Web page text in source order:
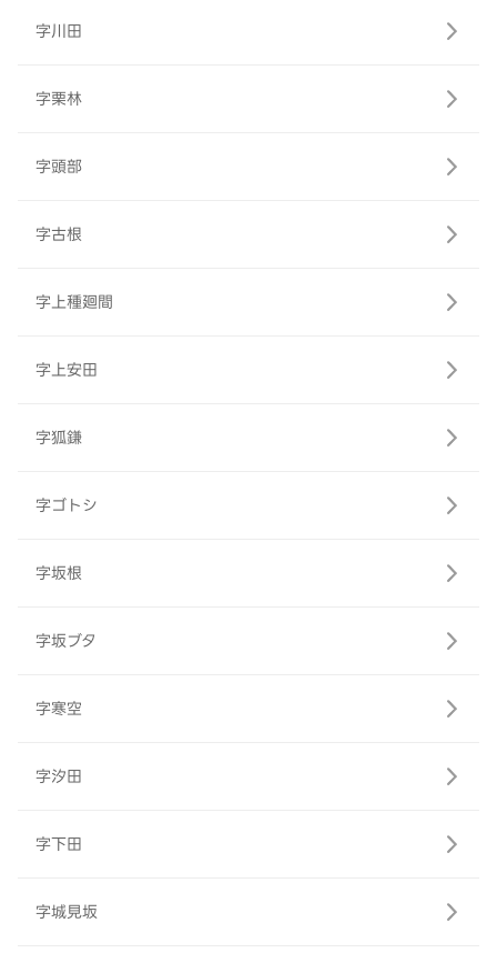
字川田
字栗林
字頭部
字古根
字上種廻間
字上安田
字狐鎌
字ゴトシ
字坂根
字坂ブタ
字寒空
字汐田
字下田
字城見坂